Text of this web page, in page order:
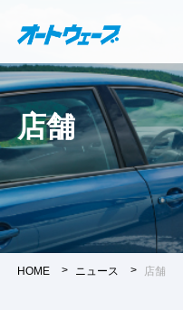
店舗
HOME ニュース 店舗